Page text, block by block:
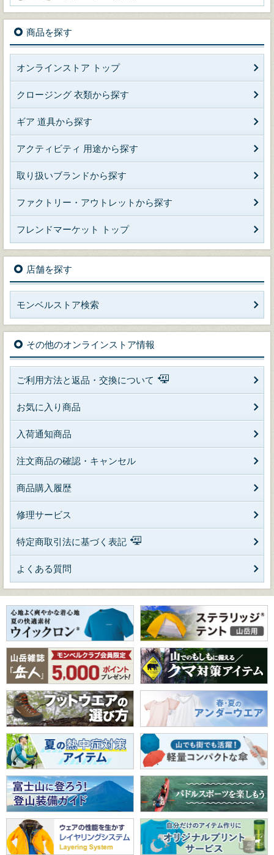
商品を探す
オンラインストア トップ
クロージング 衣類から探す
ギア 道具から探す
アクティビティ 用途から探す
取り扱いブランドから探す
ファクトリー・アウトレットから探す
フレンドマーケット トップ
店舗を探す
モンベルストア検索
その他のオンラインストア情報
ご利用方法と返品・交換について
お気に入り商品
入荷通知商品
注文商品の確認・キャンセル
商品購入履歴
修理サービス
特定商取引法に基づく表記
よくある質問